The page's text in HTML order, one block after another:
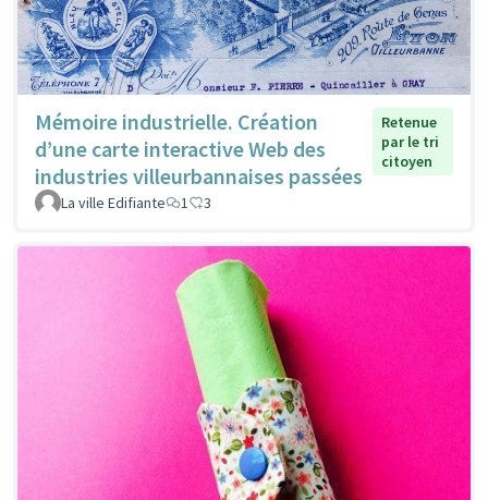
Mémoire industrielle. Création
d’une carte interactive Web des
industries villeurbannaises passées
Retenue
par le tri
citoyen
La ville Edifiante 1 3